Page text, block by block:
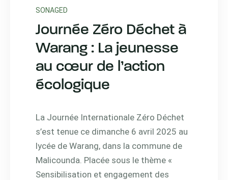
SONAGED
Journée Zéro Déchet à
Warang : La jeunesse
au cœur de l’action
écologique
La Journée Internationale Zéro Déchet
s’est tenue ce dimanche 6 avril 2025 au
lycée de Warang, dans la commune de
Malicounda. Placée sous le thème «
Sensibilisation et engagement des